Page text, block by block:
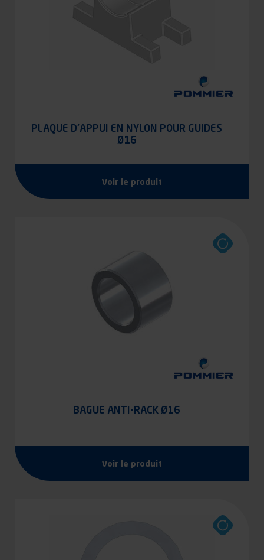
PLAQUE D'APPUI EN NYLON POUR GUIDES
Ø16
Voir le produit
BAGUE ANTI-RACK Ø16
Voir le produit